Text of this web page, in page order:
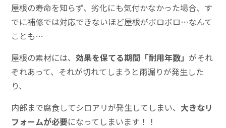
屋根の寿命を知らず、劣化にも気付かなかった場合、す
でに補修では対応できないほど屋根がボロボロ…なんて
ことも…
屋根の素材には、効果を保てる期間「耐用年数」がそれ
ぞれあって、それが切れてしまうと雨漏りが発生した
り、
内部まで腐食してシロアリが発生してしまい、 大きなリ
フォームが必要になってしまいます！！